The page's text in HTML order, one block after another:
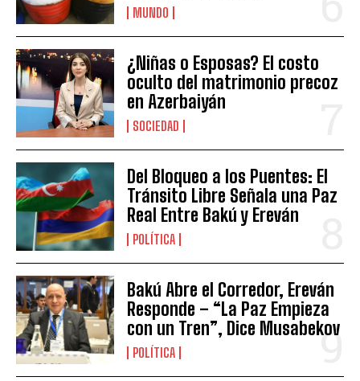
MUNDO
¿Niñas o Esposas? El costo
oculto del matrimonio precoz
en Azerbaiyán
SOCIEDAD
Del Bloqueo a los Puentes: El
Tránsito Libre Señala una Paz
Real Entre Bakú y Ereván
POLÍTICA
Bakú Abre el Corredor, Ereván
Responde – “La Paz Empieza
con un Tren”, Dice Musabekov
POLÍTICA